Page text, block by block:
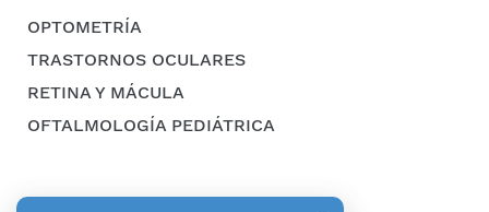
OPTOMETRÍA
TRASTORNOS OCULARES
RETINA Y MÁCULA
OFTALMOLOGÍA PEDIÁTRICA